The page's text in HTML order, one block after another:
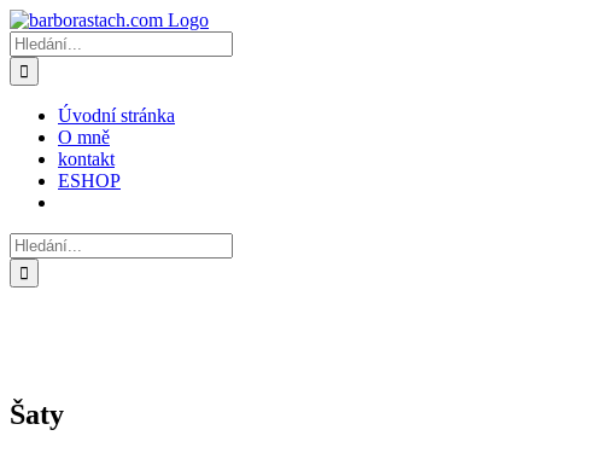
Přeskočit
na
obsah
Hledat:
Úvodní stránka
O mně
kontakt
ESHOP
Hledat:
Šaty